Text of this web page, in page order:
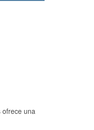
ofrece una